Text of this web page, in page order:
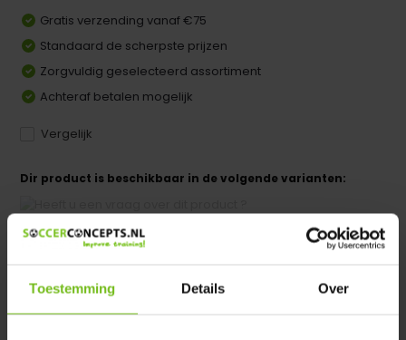
Toestemming Details Over
Gratis verzending vanaf €75
Standaard de scherpste prijzen
Zorgvuldig geselecteerd assortiment
Achteraf betalen mogelijk
Vergelijk
Dir product is beschikbaar in de volgende varianten:
We helpen u graag met meer informatie